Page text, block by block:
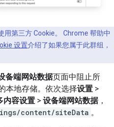
用第三方 Cookie。 Chrome 帮助中
设置介绍了如果您属于此群组，
备端网站数据页面中阻止所
本地存储。依次选择设置 >
内容设置 > 设备端网站数据，
content/siteData 。